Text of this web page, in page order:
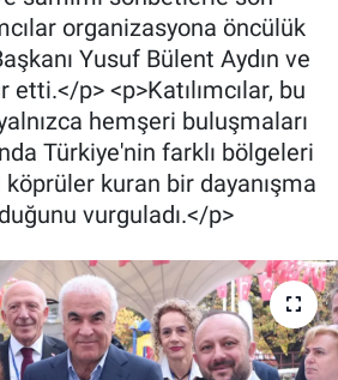
organizasyona öncülük
Yusuf Bülent Aydın ve
p> <p>Katılımcılar, bu
hemşeri buluşmaları
Türkiye'nin farklı bölgeleri
kuran bir dayanışma
vurguladı.</p>